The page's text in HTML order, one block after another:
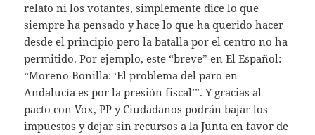
relato ni los votantes, simplemente dice lo que
siempre ha pensado y hace lo que ha querido hacer
desde el principio pero la batalla por el centro no ha
permitido. Por ejemplo, este “breve” en El Español:
“Moreno Bonilla: ‘El problema del paro en
Andalucía es por la presión fiscal’”. Y gracias al
pacto con Vox, PP y Ciudadanos podrán bajar los
impuestos y dejar sin recursos a la Junta en favor de